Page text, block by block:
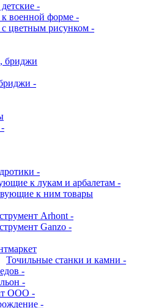
-
военной форме -
цветным рисунком -
бриджи
-
-
к лукам и арбалетам -
к ним товары
Arhont -
Ganzo -
Точильные станки и камни -
-
-
ООО -
-